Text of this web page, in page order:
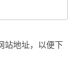
站地址，以便下